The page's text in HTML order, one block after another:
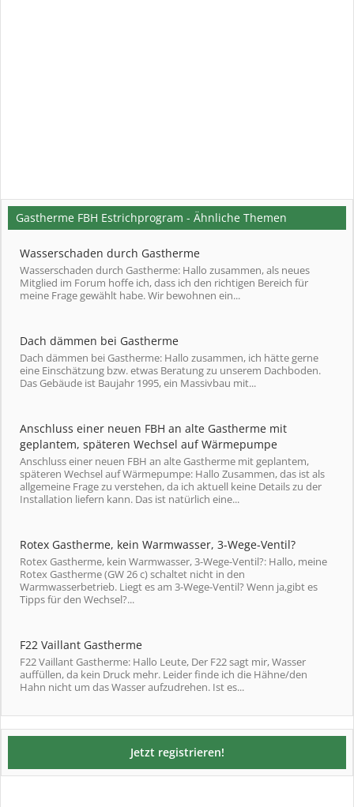
Gastherme FBH Estrichprogram - Ähnliche Themen
Wasserschaden durch Gastherme
Wasserschaden durch Gastherme: Hallo zusammen, als neues
Mitglied im Forum hoffe ich, dass ich den richtigen Bereich für
meine Frage gewählt habe. Wir bewohnen ein...
Dach dämmen bei Gastherme
Dach dämmen bei Gastherme: Hallo zusammen, ich hätte gerne
eine Einschätzung bzw. etwas Beratung zu unserem Dachboden.
Das Gebäude ist Baujahr 1995, ein Massivbau mit...
Anschluss einer neuen FBH an alte Gastherme mit
geplantem, späteren Wechsel auf Wärmepumpe
Anschluss einer neuen FBH an alte Gastherme mit geplantem,
späteren Wechsel auf Wärmepumpe: Hallo Zusammen, das ist als
allgemeine Frage zu verstehen, da ich aktuell keine Details zu der
Installation liefern kann. Das ist natürlich eine...
Rotex Gastherme, kein Warmwasser, 3-Wege-Ventil?
Rotex Gastherme, kein Warmwasser, 3-Wege-Ventil?: Hallo, meine
Rotex Gastherme (GW 26 c) schaltet nicht in den
Warmwasserbetrieb. Liegt es am 3-Wege-Ventil? Wenn ja,gibt es
Tipps für den Wechsel?...
F22 Vaillant Gastherme
F22 Vaillant Gastherme: Hallo Leute, Der F22 sagt mir, Wasser
auffüllen, da kein Druck mehr. Leider finde ich die Hähne/den
Hahn nicht um das Wasser aufzudrehen. Ist es...
Jetzt registrieren!